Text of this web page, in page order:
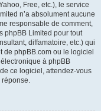
Free, etc.), le service
n’a absolument aucune
responsable de comment,
phpBB Limited pour tout
diffamatoire, etc.) qui
de phpBB.com ou le logiciel
à phpBB
ce logiciel, attendez-vous
réponse.